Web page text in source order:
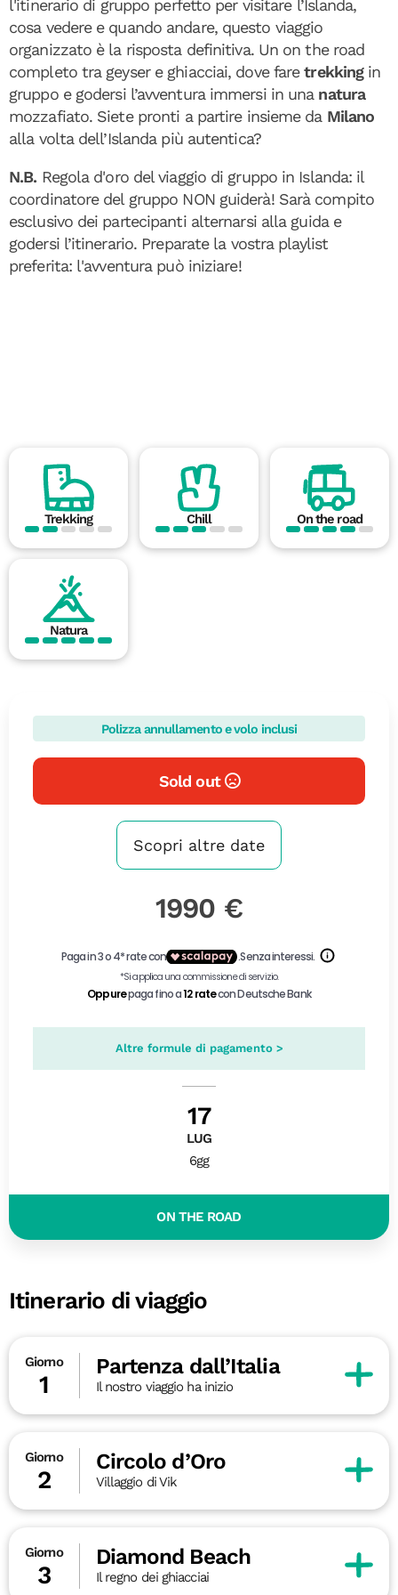
l'itinerario di gruppo perfetto per visitare l’Islanda,
cosa vedere e quando andare, questo viaggio
organizzato è la risposta definitiva. Un on the road
completo tra geyser e ghiacciai, dove faretrekkingin
gruppo e godersi l’avventura immersi in una natura
mozzafiato. Siete pronti a partire insieme da Milano
alla volta dell’Islanda più autentica?
N.B. Regola d'oro del viaggio di gruppo in Islanda: il
coordinatore del gruppo NON guiderà! Sarà compito
esclusivo dei partecipanti alternarsi alla guida e
godersi l’itinerario. Preparate la vostra playlist
preferita: l'avventura può iniziare!
Trekking Chill On the road
Natura
Polizza annullamento e volo inclusi
Sold out
Scopri altre date
1990 €
Altre formule di pagamento >
17
LUG
6gg
ON THE ROAD
Itinerario di viaggio
Giorno
1
Partenza dall’Italia
Il nostro viaggio ha inizio
Giorno
2
Circolo d’Oro
Villaggio di Vik
Giorno
3
Diamond Beach
Il regno dei ghiacciai